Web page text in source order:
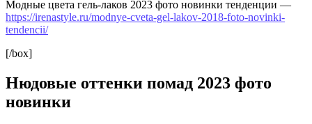
Модные цвета гель-лаков 2023 фото новинки тенденции —
https://irenastyle.ru/modnye-cveta-gel-lakov-2018-foto-novinki-
tendencii/
[/box]
Нюдовые оттенки помад 2023 фото
новинки